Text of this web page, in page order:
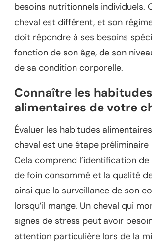
besoins nutritionnels individuels.
cheval est différent, et son
doit répondre à ses besoins
fonction de son âge, de son
de sa condition corporelle.
Connaître les habitudes
alimentaires de votre
Évaluer les habitudes
cheval est une étape
Cela comprend l’identification
de foin consommé et la qualité
ainsi que la surveillance de son
lorsqu’il mange. Un cheval qui
signes de stress peut avoir
attention particulière lors de la